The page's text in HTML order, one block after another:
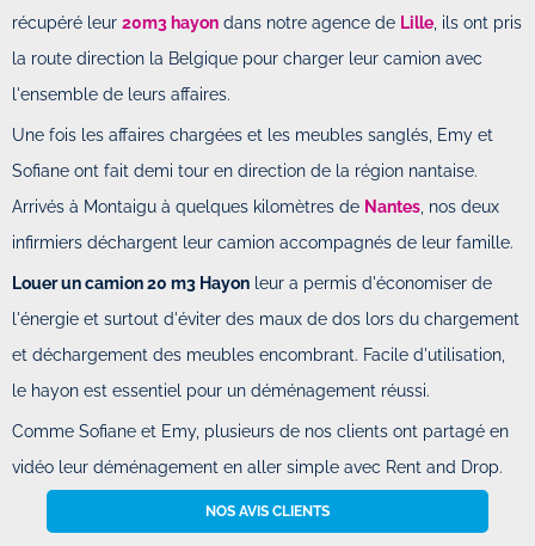
récupéré leur 20m3 hayon dans notre agence de Lille , ils ont pris
la route direction la Belgique pour charger leur camion avec
l'ensemble de leurs affaires.
Une fois les affaires chargées et les meubles sanglés, Emy et
Sofiane ont fait demi tour en direction de la région nantaise.
Arrivés à Montaigu à quelques kilomètres de Nantes , nos deux
infirmiers déchargent leur camion accompagnés de leur famille.
Louer un camion 20 m3 Hayon leur a permis d'économiser de
l'énergie et surtout d'éviter des maux de dos lors du chargement
et déchargement des meubles encombrant. Facile d'utilisation,
le hayon est essentiel pour un déménagement réussi.
Comme Sofiane et Emy, plusieurs de nos clients ont partagé en
vidéo leur déménagement en aller simple avec Rent and Drop.
NOS AVIS CLIENTS